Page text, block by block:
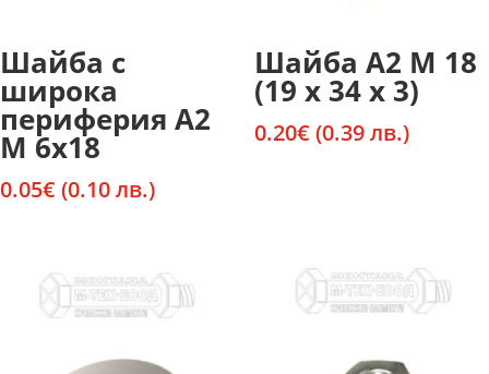
Шайба с
широка
периферия А2
М 6х18
0.05€ (0.10 лв.)
Шайба А2 М 18
(19 х 34 х 3)
0.20€ (0.39 лв.)